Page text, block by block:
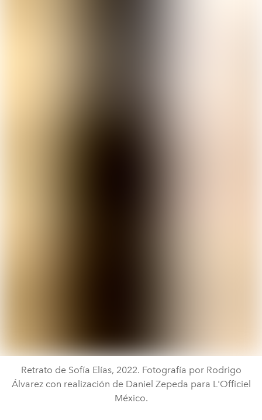
Retrato de Sofía Elías, 2022. Fotografía por Rodrigo
Álvarez con realización de Daniel Zepeda para L'Officiel
México.